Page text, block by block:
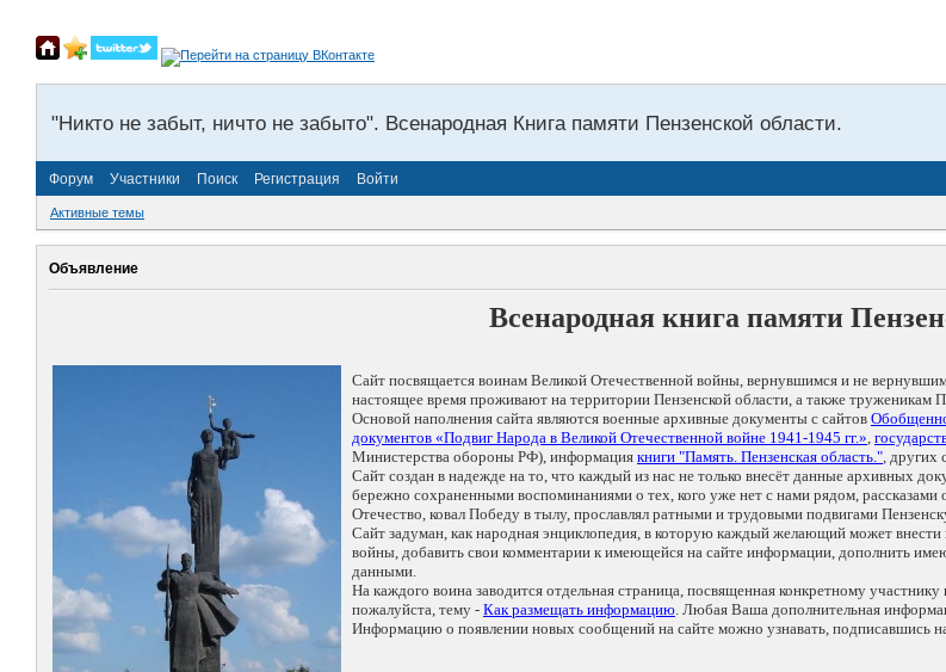
"Никто не забыт, ничто не забыто". Всенародная Книга памяти Пензенской области.
Форум Участники Поиск Регистрация Войти
Активные темы
Объявление
Всенародная книга памяти
Сайт посвящается воинам Великой Отечественной войны, вернувшимся и не
настоящее время проживают на территории Пензенской области, а также труженикам
Основой наполнения сайта являются военные архивные документы с сайтов
документов «Подвиг Народа в Великой Отечественной войне 1941-1945 гг.»,
Министерства обороны РФ), информация книги "Память. Пензенская область.", других
Сайт создан в надежде на то, что каждый из нас не только внесёт данные архивных
бережно сохраненными воспоминаниями о тех, кого уже нет с нами рядом,
Отечество, ковал Победу в тылу, прославлял ратными и трудовыми подвигами
Сайт задуман, как народная энциклопедия, в которую каждый желающий может
войны, добавить свои комментарии к имеющейся на сайте информации, дополнить
данными.
На каждого воина заводится отдельная страница, посвященная конкретному
пожалуйста, тему - Как размещать информацию. Любая Ваша дополнительная
Информацию о появлении новых сообщений на сайте можно узнавать, подписавшись